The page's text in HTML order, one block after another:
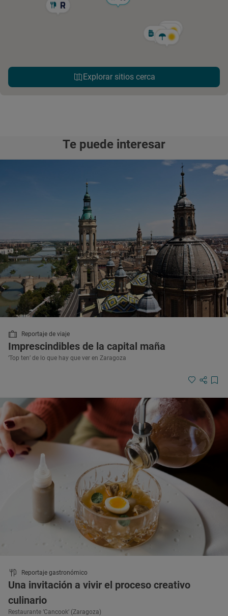
Explorar sitios cerca
Te puede interesar
Reportaje de viaje
Imprescindibles de la capital maña
‘Top ten’ de lo que hay que ver en Zaragoza
Reportaje gastronómico
Una invitación a vivir el proceso creativo
culinario
Restaurante ‘Cancook’ (Zaragoza)